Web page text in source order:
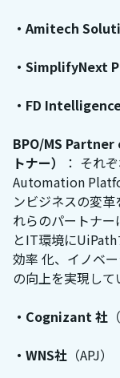
・Amitech
・SimplifyNext
・FD
BPO/MS Partner
トナー）
： それ
Automation
ンビジネスの変
れらのパートナ
とIT環境に
効率 化、イノベ
の向上を実現して
・Cognizant 社
・WNS社 （APJ）